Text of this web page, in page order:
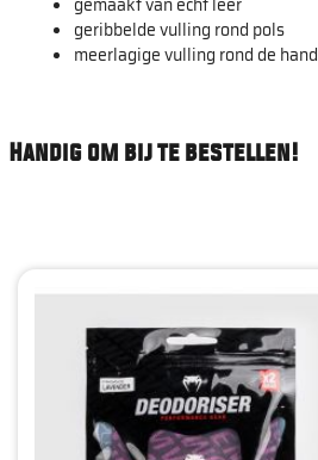
geribbelde vulling rond pols
meerlagige vulling rond de hand
Handig om bij te bestellen!